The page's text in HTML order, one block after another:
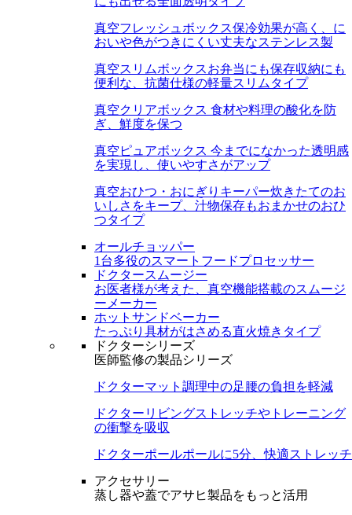
真空フレッシュボックス保冷効果が高く、に
おいや色がつきにくい丈夫なステンレス製
真空スリムボックスお弁当にも保存収納にも
便利な、抗菌仕様の軽量スリムタイプ
真空クリアボックス 食材や料理の酸化を防
ぎ、鮮度を保つ
真空ピュアボックス 今までになかった透明感
を実現し、使いやすさがアップ
真空おひつ・おにぎりキーパー炊きたてのお
いしさをキープ、汁物保存もおまかせのおひ
つタイプ
オールチョッパー
1台多役のスマートフードプロセッサー
ドクタースムージー
お医者様が考えた、真空機能搭載のスムージ
ーメーカー
ホットサンドベーカー
たっぷり具材がはさめる直火焼きタイプ
ドクターシリーズ
医師監修の製品シリーズ
ドクターマット 調理中の足腰の負担を軽減
ドクターリビングストレッチやトレーニング
の衝撃を吸収
ドクターポールポールに5分、快適ストレッチ
アクセサリー
蒸し器や蓋でアサヒ製品をもっと活用